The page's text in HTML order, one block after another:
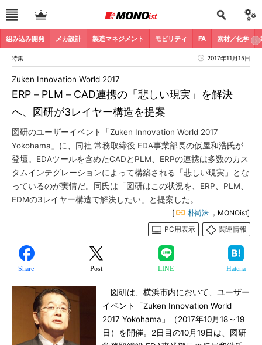
組み込み開発 メカ設計 製造マネジメント モビリティ FA 素材／化学
特集 2017年11月15日
ERP－PLM－CAD連携の「悲しい現実」を解決
へ、図研が3レイヤー構造を提案
Zuken Innovation World 2017
図研のユーザーイベント「Zuken Innovation World 2017
Yokohama」に、同社 常務取締役 EDA事業部長の仮屋和浩氏が
登壇。EDAツールを含めたCADとPLM、ERPの連携は多数のカス
タムインテグレーションによって構築される「悲しい現実」とな
っているのが実情だ。同氏は「図研はこの状況を、ERP、PLM、
EDMの3レイヤー構造で解決したい」と提案した。
[ 朴尚洙 ，MONOist]
PC用表示
関連情報
Share Post LINE Hatena
図研は、横浜市内において、ユーザー
イベント「Zuken Innovation World
2017 Yokohama」（2017年10月18～19
日）を開催。2日目の10月19日は、図研